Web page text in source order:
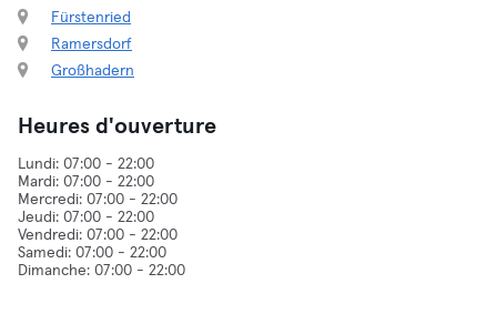
Fürstenried
Ramersdorf
Großhadern
Heures d'ouverture
Lundi: 07:00 - 22:00
Mardi: 07:00 - 22:00
Mercredi: 07:00 - 22:00
Jeudi: 07:00 - 22:00
Vendredi: 07:00 - 22:00
Samedi: 07:00 - 22:00